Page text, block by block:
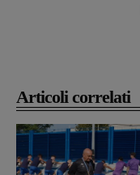
Articoli correlati